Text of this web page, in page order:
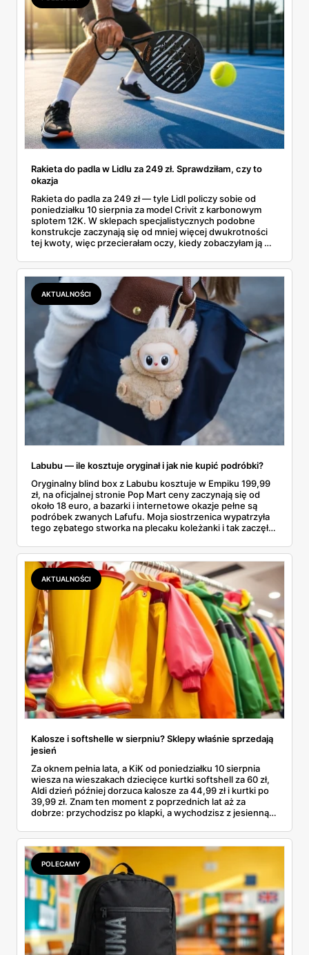
Rakieta do padla w Lidlu za 249 zł. Sprawdziłam, czy to
okazja
Rakieta do padla za 249 zł — tyle Lidl policzy sobie od
poniedziałku 10 sierpnia za model Crivit z karbonowym
splotem 12K. W sklepach specjalistycznych podobne
konstrukcje zaczynają się od mniej więcej dwukrotności
tej kwoty, więc przecierałam oczy, kiedy zobaczyłam ją w
najszybciej rosnący sport w Polsce: kortów przybywa
lawinowo, a chętnych jeszcze szybciej. Sprawdziłam, co
dokładnie dostajemy za te pieniądze i komu taka rakieta
faktycznie wystarczy.
AKTUALNOŚCI
Labubu — ile kosztuje oryginał i jak nie kupić podróbki?
Oryginalny blind box z Labubu kosztuje w Empiku 199,99
zł, na oficjalnej stronie Pop Mart ceny zaczynają się od
około 18 euro, a bazarki i internetowe okazje pełne są
podróbek zwanych Lafufu. Moja siostrzenica wypatrzyła
tego zębatego stworka na plecaku koleżanki i tak zaczęło
kosztuje i po czym poznać, że sprzedawca nie wciska nam
podróbki. Spisałam wszystko, czego się dowiedziałam —
łącznie z jedną wpadką, o której za chwilę.
AKTUALNOŚCI
Kalosze i softshelle w sierpniu? Sklepy właśnie sprzedają
jesień
Za oknem pełnia lata, a KiK od poniedziałku 10 sierpnia
wiesza na wieszakach dziecięce kurtki softshell za 60 zł,
Aldi dzień później dorzuca kalosze za 44,99 zł i kurtki po
39,99 zł. Znam ten moment z poprzednich lat aż za
dobrze: przychodzisz po klapki, a wychodzisz z jesienną
pojawi się w gazetkach w przyszłym tygodniu i czy jest
sens kupować jesień, zanim skończą się wakacje.
POLECAMY